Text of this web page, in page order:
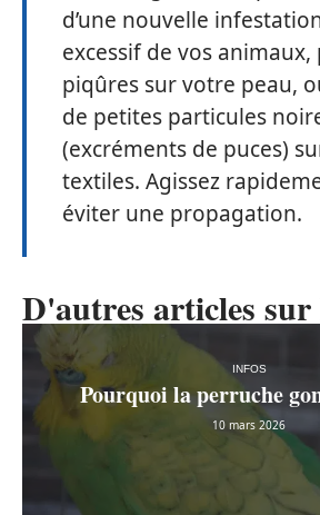
d’une nouvelle
excessif de vos animaux,
piqûres sur votre peau,
de petites particules
(excréments de puces)
textiles. Agissez
éviter une propagation.
D'autres articles sur
INFOS
Pourquoi la perruche
10 mars 2026